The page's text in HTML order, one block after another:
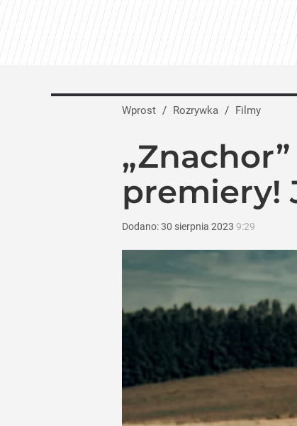
Wprost / Rozrywka / Filmy
premiery!
Dodano:30 sierpnia 2023 9:29